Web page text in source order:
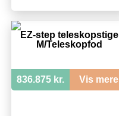
EZ-step teleskopstige
M/Teleskopfod
836.875 kr. Vis mere